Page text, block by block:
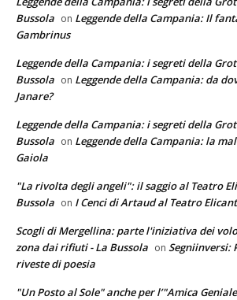
Bussola on Leggende della Campania: Il
Gambrinus
Leggende della Campania: i segreti della
Bussola on Leggende della Campania: da
Janare?
Leggende della Campania: i segreti della
Bussola on Leggende della Campania: la
Gaiola
"La rivolta degli angeli": il saggio al Teatro
Bussola on I Cenci di Artaud al Teatro
Scogli di Mergellina: parte l'iniziativa dei
zona dai rifiuti - La Bussola on Segniinversi:
riveste di poesia
"Un Posto al Sole" anche per l’"Amica